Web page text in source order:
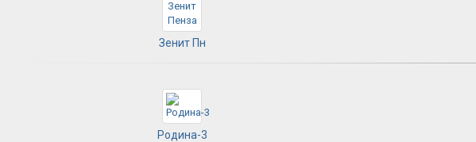
Зенит Пн
Родина-3